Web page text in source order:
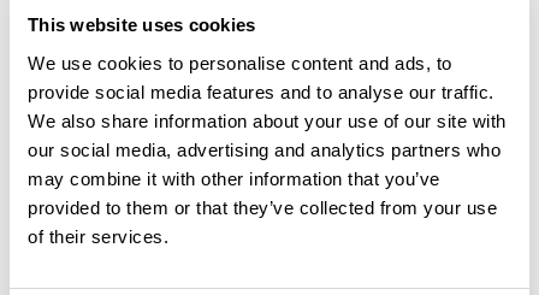
This website uses cookies
We use cookies to personalise content and ads, to
provide social media features and to analyse our traffic.
We also share information about your use of our site with
our social media, advertising and analytics partners who
may combine it with other information that you’ve
provided to them or that they’ve collected from your use
of their services.
Ajouter un avis
Découvrez ce parcours de vélo de 84,2 km à proximité de